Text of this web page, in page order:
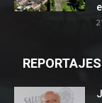
REPORTAJES